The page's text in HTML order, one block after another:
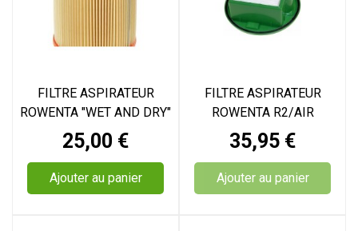
FILTRE ASPIRATEUR
ROWENTA "WET AND DRY"
BULLY
Prix
25,00 €
Ajouter au panier
FILTRE ASPIRATEUR
ROWENTA R2/AIR
FORCE/INTENS
Prix
35,95 €
Ajouter au panier